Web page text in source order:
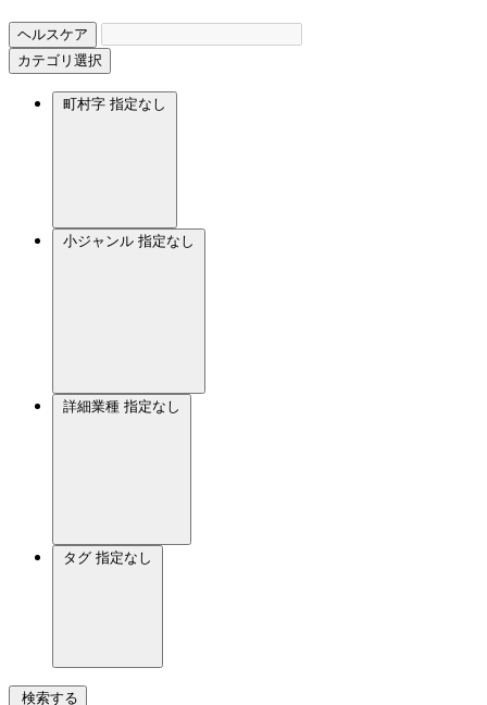
ヘルスケア
カテゴリ選択
町村字 指定なし
小ジャンル 指定なし
詳細業種 指定なし
タグ 指定なし
検索する